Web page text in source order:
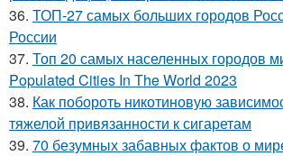
36. ТОП-27 самых больших городов
России
37. Топ 20 самых населенных городов
Populated Cities In The World 2023
38. Как побороть никотиновую
тяжелой привязанности к сигаретам
39. 70 безумных забавных фактов о